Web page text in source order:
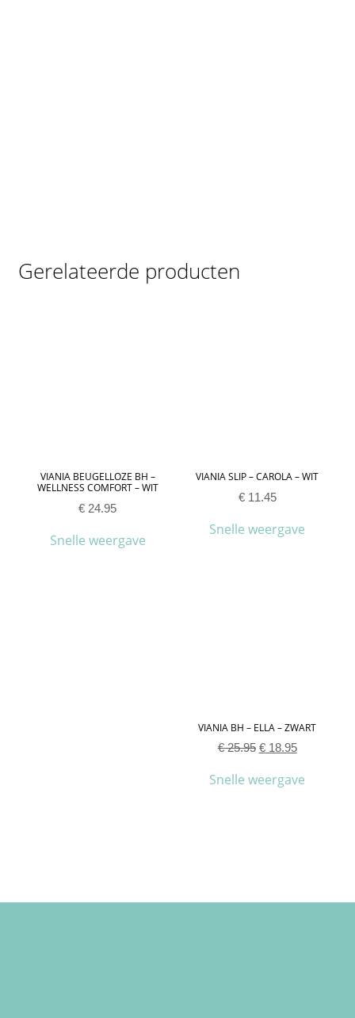
Gerelateerde producten
VIANIA BEUGELLOZE BH –
WELLNESS COMFORT – WIT
€ 24.95
Snelle weergave
VIANIA SLIP – CAROLA – WIT
€11.45
Snelle weergave
VIANIA BH – ELLA – ZWART
€25.95 €18.95
Snelle weergave